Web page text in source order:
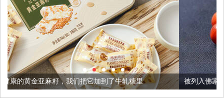
们把它加到了牛轧糖里 被列入佛家七宝的它到底有多美？